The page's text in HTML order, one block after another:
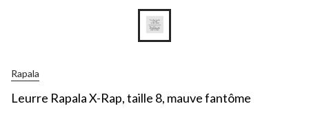
Rapala
Leurre Rapala X-Rap, taille 8, mauve fantôme